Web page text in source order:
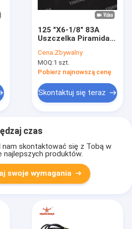
125 "X6-1/8" 83A
Uszczelka Piramida
GT7250 Części
eksploatacyjne
Cena:Zbywalny
MOQ:1 szt.
Pobierz najnowszą cenę
Skontaktuj się teraz
czas
nam skontaktować się z Tobą w
najlepszych produktów.
swoje wymagania